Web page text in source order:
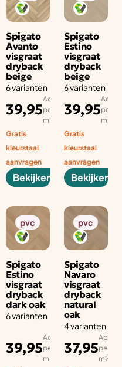
Spigato
Avanto
visgraat
dryback
beige
6 varianten
39,95
Adviesprijs
per aantal
m2
Gratis
kleurstaal
aanvragen
Bekijken
Spigato
Estino
visgraat
dryback
beige
6 varianten
39,95per
m2
Gratis
kleurstaal
aanvragen
Bekijken
pvc
Spigato
Estino
visgraat
dryback
dark oak
6 varianten
39,95
Adviesprijs
per aantal
m2
pvc
Spigato
Navaro
visgraat
dryback
natural
oak
4 varianten
37,95per
m2